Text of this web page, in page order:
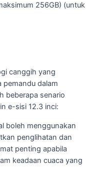
256GB) (untuk
canggih yang
pemandu dalam
beberapa senario
e-sisi 12.3 inci:
boleh menggunakan
penglihatan dan
penting apabila
keadaan cuaca yang